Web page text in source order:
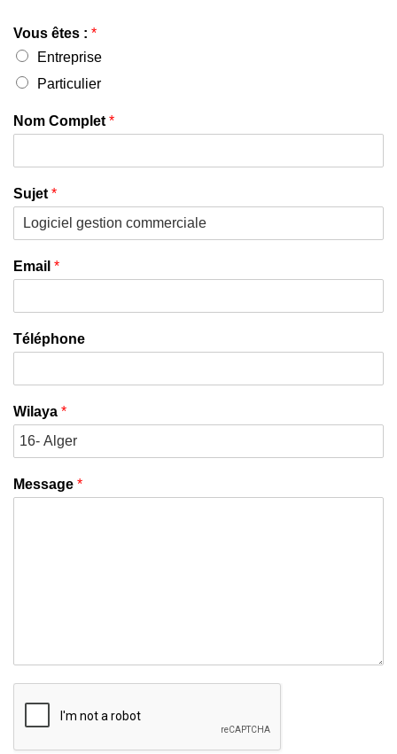
Vous êtes : *
Entreprise
Particulier
Nom Complet *
Sujet *
Email *
Téléphone
Wilaya *
Message *